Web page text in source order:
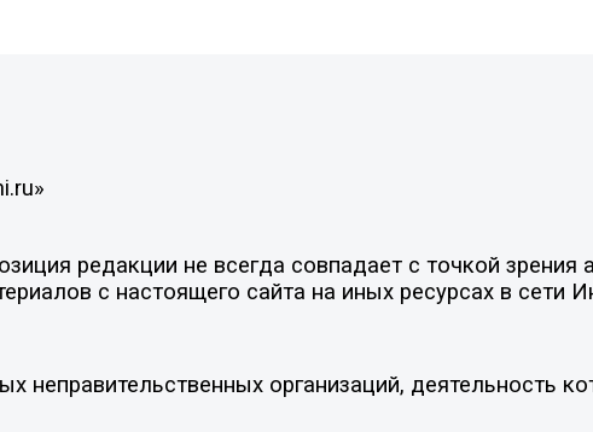
редакции не всегда совпадает с точкой зрения
с настоящего сайта на иных ресурсах в сети
неправительственных организаций, деятельность